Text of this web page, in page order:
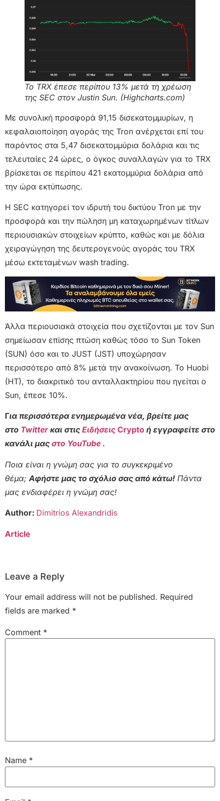
Το TRX έπεσε περίπου 13% μετά τη χρέωση
της SEC στον Justin Sun. (Highcharts.com)
Με συνολική προσφορά 91,15 δισεκατομμυρίων, η
κεφαλαιοποίηση αγοράς της Tron ανέρχεται επί του
παρόντος στα 5,47 δισεκατομμύρια δολάρια και τις
τελευταίες 24 ώρες, ο όγκος συναλλαγών για το TRX
βρίσκεται σε περίπου 421 εκατομμύρια δολάρια από
την ώρα εκτύπωσης.
Η SEC κατηγορεί τον ιδρυτή του δικτύου Tron με την
προσφορά και την πώληση μη καταχωρημένων τίτλων
περιουσιακών στοιχείων κρύπτο, καθώς και με δόλια
χειραγώγηση της δευτερογενούς αγοράς του TRX
μέσω εκτεταμένων wash trading.
Άλλα περιουσιακά στοιχεία που σχετίζονται με τον Sun
σημείωσαν επίσης πτώση καθώς τόσο το Sun Token
(SUN) όσο και το JUST (JST) υποχώρησαν
περισσότερο από 8% μετά την ανακοίνωση. Το Huobi
(HT), το διακριτικό του ανταλλακτηρίου που ηγείται ο
Sun, έπεσε 10%.
Για περισσότερα ενημερωμένα νέα, βρείτε μας
στο Twitter και στις Ειδήσεις Crypto ή εγγραφείτε στο
κανάλι μας στο YouTube .
Ποια είναι η γνώμη σας για το συγκεκριμένο
θέμα; Αφήστε μας το σχόλιο σας από κάτω! Πάντα
μας ενδιαφέρει η γνώμη σας!
Author: Dimitrios Alexandridis
Article
Leave a Reply
Your email address will not be published. Required
fields are marked *
Comment *
Name *